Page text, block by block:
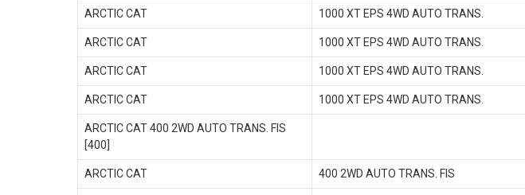
ARCTIC CAT 1000 XT EPS 4WD AUTO TRANS.
ARCTIC CAT 1000 XT EPS 4WD AUTO TRANS.
ARCTIC CAT 1000 XT EPS 4WD AUTO TRANS.
ARCTIC CAT 1000 XT EPS 4WD AUTO TRANS.
ARCTIC CAT 400 2WD AUTO TRANS. FIS
[400]
ARCTIC CAT 400 2WD AUTO TRANS. FIS